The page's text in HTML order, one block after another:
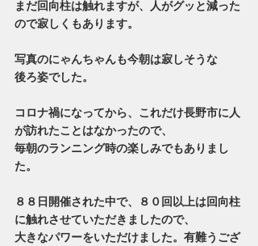
まだ回向柱は触れますが、人がグッと減った
ので寂しくもあります。
写真のにゃんちゃんも今朝は寂しそうな
後ろ姿でした。
コロナ禍になってから、これだけ長野市に人
が訪れたことはなかったので、
毎朝のランニング時の楽しみでもありまし
た。
８８日開催された中で、８０回以上は回向柱
に触れさせていただきましたので、
大きなパワーをいただけました。有難うござ